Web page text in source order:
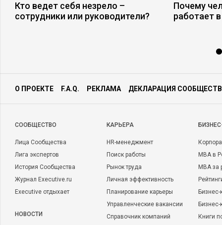
Кто ведет себя незрело –
сотрудники или руководители?
Почему
работает
О ПРОЕКТЕ F.A.Q. РЕКЛАМА ДЕКЛАРАЦИЯ
CООБЩЕСТВО
Лица Сообщества
Лига экспертов
История Сообщества
Журнал Executive.ru
Executive отдыхает
НОВОСТИ
КАРЬЕРА
HR-менеджмент
Поиск работы
Рынок труда
Личная эффективность
Планирование карьеры
Управленческие вакансии
Справочник компаний
MBA в
MBA
Бизнес-
Книги